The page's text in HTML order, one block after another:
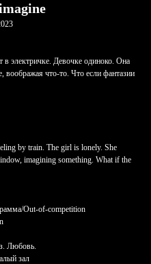
в электричке. Девочке одиноко. Она
воображая что-то. Что если фантазии
by train. The girl is lonely. She
imagining something. What if the
Out-of-competition
Любовь.
зал